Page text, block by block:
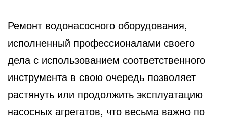
Ремонт водонасосного оборудования,
исполненный профессионалами своего
дела с использованием соответственного
инструмента в свою очередь позволяет
растянуть или продолжить эксплуатацию
насосных агрегатов, что весьма важно по